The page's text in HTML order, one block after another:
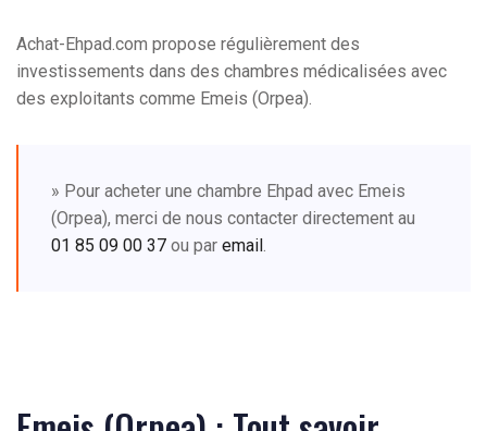
Achat-Ehpad.com propose régulièrement des
investissements dans des chambres médicalisées avec
des exploitants comme Emeis (Orpea).
» Pour acheter une chambre Ehpad avec Emeis
(Orpea), merci de nous contacter directement au
01 85 09 00 37 ou par email.